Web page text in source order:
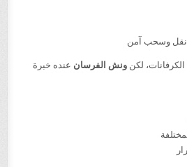
نقل وسحب آمن
لكنونش الفرسان عنده خبرة